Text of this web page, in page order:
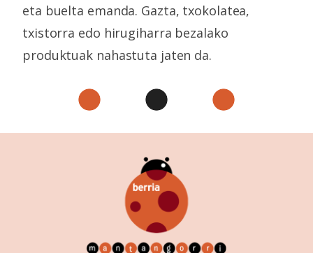
eta buelta emanda. Gazta, txokolatea,
txistorra edo hirugiharra bezalako
produktuak nahastuta jaten da.